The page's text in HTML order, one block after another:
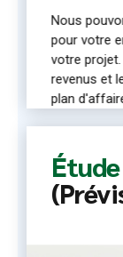
Nous
pour votre
votre
revenus et
plan